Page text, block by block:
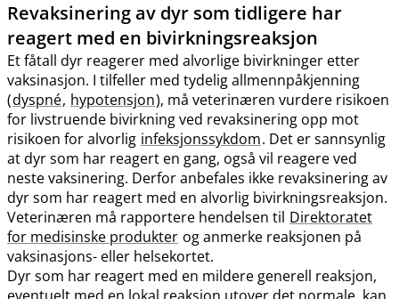
Revaksinering av dyr som tidligere har
reagert med en bivirkningsreaksjon
Et fåtall dyr reagerer med alvorlige bivirkninger etter
vaksinasjon. I tilfeller med tydelig allmennpåkjenning
(dyspné, hypotensjon), må veterinæren vurdere risikoen
for livstruende bivirkning ved revaksinering opp mot
risikoen for alvorlig infeksjonssykdom. Det er sannsynlig
at dyr som har reagert en gang, også vil reagere ved
neste vaksinering. Derfor anbefales ikke revaksinering av
dyr som har reagert med en alvorlig bivirkningsreaksjon.
Veterinæren må rapportere hendelsen til Direktoratet
for medisinske produkter og anmerke reaksjonen på
vaksinasjons- eller helsekortet.
Dyr som har reagert med en mildere generell reaksjon,